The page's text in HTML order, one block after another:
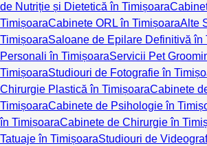
de Nutriție și Dietetică în Timișoara
TimișoaraCabinete ORL în TimișoaraAlte
TimișoaraSaloane de Epilare Definitivă în
Personali în TimișoaraServicii Pet
TimișoaraStudiouri de Fotografie în
Chirurgie Plastică în TimișoaraCabinete
TimișoaraCabinete de Psihologie în
în TimișoaraCabinete de Chirurgie în
Tatuaje în TimișoaraStudiouri de